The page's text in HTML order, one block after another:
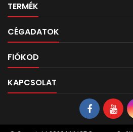
TERMÉK
CÉGADATOK
FIÓKOD
KAPCSOLAT